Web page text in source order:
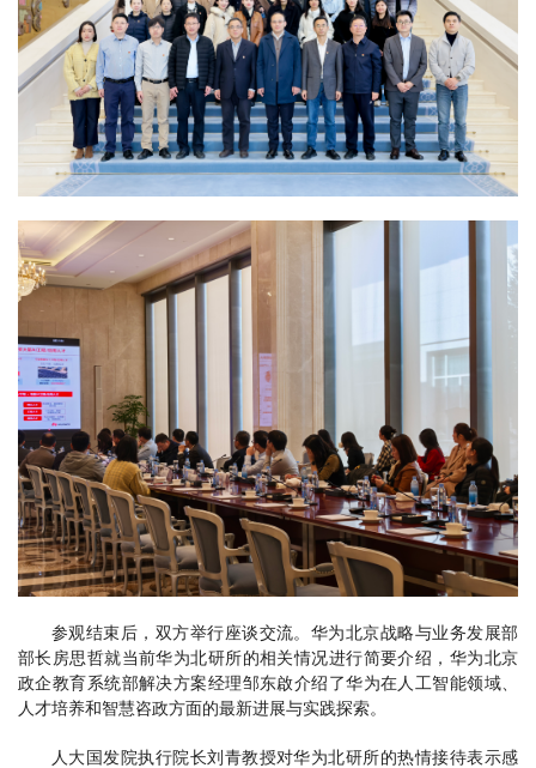
参观结束后，双方举行座谈交流。华为北京战略与业务发展部
部长房思哲就当前华为北研所的相关情况进行简要介绍，华为北京
政企教育系统部解决方案经理邹东啟介绍了华为在人工智能领域、
人才培养和智慧咨政方面的最新进展与实践探索。
人大国发院执行院长刘青教授对华为北研所的热情接待表示感